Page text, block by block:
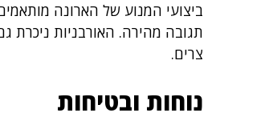
ביצועי המנוע של הארונה
תגובה מהירה. האורבניות
צרים.
נוחות ובטיחות